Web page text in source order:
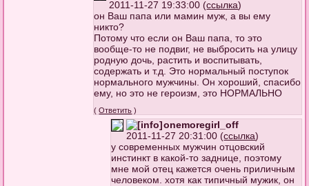
2011-11-27 19:33:00 (ссылка)
он Ваш папа или мамин муж, а вы ему
никто?
Потому что если он Ваш папа, то это
вообще-то не подвиг, не выбросить на улицу
родную дочь, растить и воспитывать,
содержать и т.д. Это нормальный поступок
нормального мужчины. Он хороший, спасибо
ему, но это не героизм, это НОРМАЛЬНО
(Ответить )
onemoregirl_off
2011-11-27 20:31:00 (ссылка)
у современных мужчин отцовский
инстинкт в какой-то заднице, поэтому
мне мой отец кажется очень приличным
человеком. хотя как типичный мужик, он